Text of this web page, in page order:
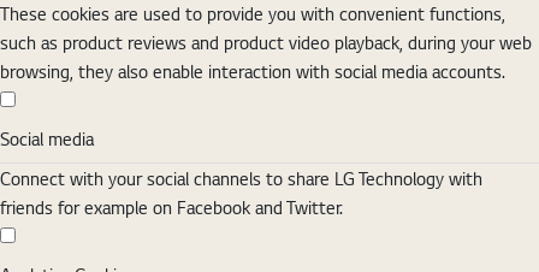
These cookies are used to provide you with convenient functions,
such as product reviews and product video playback, during your web
browsing, they also enable interaction with social media accounts.
Social media
Social media
Connect with your social channels to share LG Technology with
friends for example on Facebook and Twitter.
Analytics Cookies